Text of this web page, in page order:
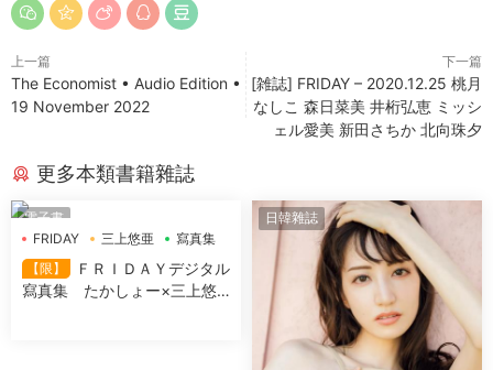
上一篇
The Economist • Audio Edition •
19 November 2022
下一篇
[雑誌] FRIDAY – 2020.12.25 桃月
なしこ 森日菜美 井桁弘恵 ミッシ
ェル愛美 新田さちか 北向珠夕
更多本類書籍雜誌
電子書
FRIDAY
三上悠亜
寫真集
【限】
ＦＲＩＤＡＹデジタル
寫真集 たかしょー×三上悠
日韓雜誌